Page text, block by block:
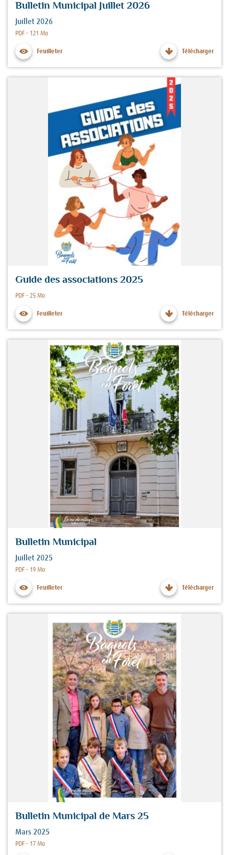
Bulletin Municipal Juillet 2026
Juillet 2026
Fichier :
PDF - 121 Mo
Feuilleter Télécharger
Guide des associations 2025
Fichier :
PDF - 25 Mo
Feuilleter Télécharger
Bulletin Municipal
Juillet 2025
Fichier :
PDF - 19 Mo
Feuilleter Télécharger
Bulletin Municipal de Mars 25
Mars 2025
Fichier :
PDF - 17 Mo